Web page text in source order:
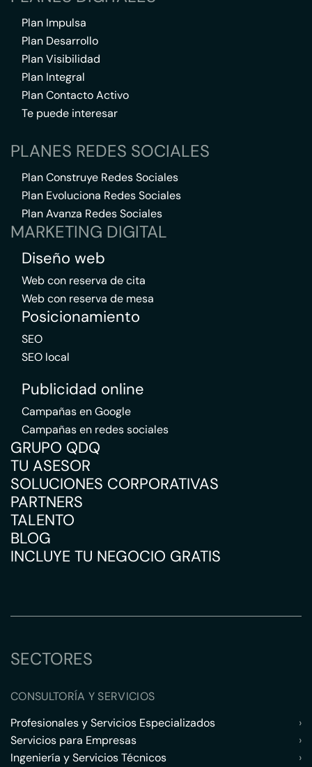
Plan Impulsa
Plan Desarrollo
Plan Visibilidad
Plan Integral
Plan Contacto Activo
Te puede interesar
PLANES REDES SOCIALES
Plan Construye Redes Sociales
Plan Evoluciona Redes Sociales
Plan Avanza Redes Sociales
MARKETING DIGITAL
Diseño web
Web con reserva de cita
Web con reserva de mesa
Posicionamiento
SEO
SEO local
Publicidad online
Campañas en Google
Campañas en redes sociales
GRUPO QDQ
TU ASESOR
SOLUCIONES CORPORATIVAS
PARTNERS
TALENTO
BLOG
INCLUYE TU NEGOCIO GRATIS
SECTORES
CONSULTORÍA Y SERVICIOS
Profesionales y Servicios Especializados
›
Servicios para Empresas
›
Ingeniería y Servicios Técnicos
›